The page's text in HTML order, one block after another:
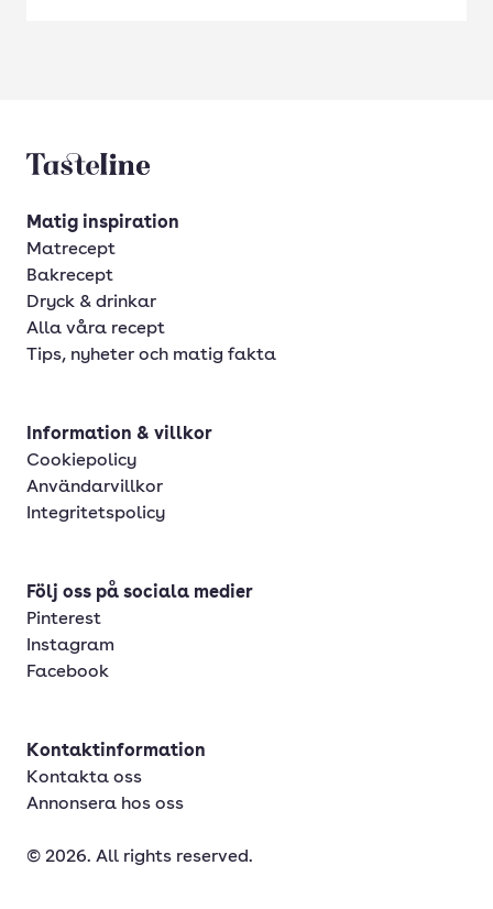
Tasteline startsida
Matig inspiration
Matrecept
Bakrecept
Dryck & drinkar
Alla våra recept
Tips, nyheter och matig fakta
Information & villkor
Cookiepolicy
Användarvillkor
Integritetspolicy
Följ oss på sociala medier
Pinterest
Instagram
Facebook
Kontaktinformation
Kontakta oss
Annonsera hos oss
© 2026. All rights reserved.